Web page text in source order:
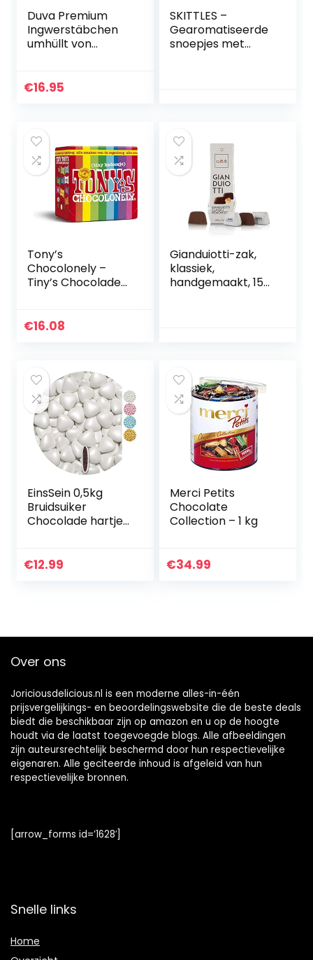
Duva Premium
Ingwerstäbchen
umhüllt von
de 250g
€16.95
SKITTLES –
Gearomatiseerde
snoepjes met
Tony’s
Chocolonely –
Tiny’s Chocolade
Uitdeel
Fairtrade
Chocolade
€16.08
Gianduiotti-zak,
klassiek,
handgemaakt, 150
EinsSein 0,5kg
Bruidsuiker
Chocolade hartjes
chocolade hartjes
suikerlaagje
communie candy
€12.99
Merci Petits
Chocolate
Collection – 1 kg
€34.99
Over ons
Joriciousdelicious.nl is een moderne alles-in-één
prijsvergelijkings- en beoordelingswebsite die de beste deals
biedt die beschikbaar zijn op amazon en u op de hoogte
houdt via de laatst toegevoegde blogs. Alle afbeeldingen
zijn auteursrechtelijk beschermd door hun respectievelijke
eigenaren. Alle geciteerde inhoud is afgeleid van hun
respectievelijke bronnen.
[arrow_forms id=’1628′]
Snelle links
Home